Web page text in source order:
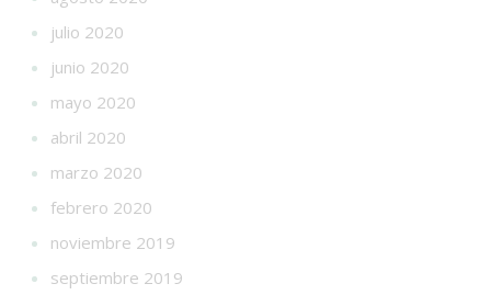
julio 2020
junio 2020
mayo 2020
abril 2020
marzo 2020
febrero 2020
noviembre 2019
septiembre 2019